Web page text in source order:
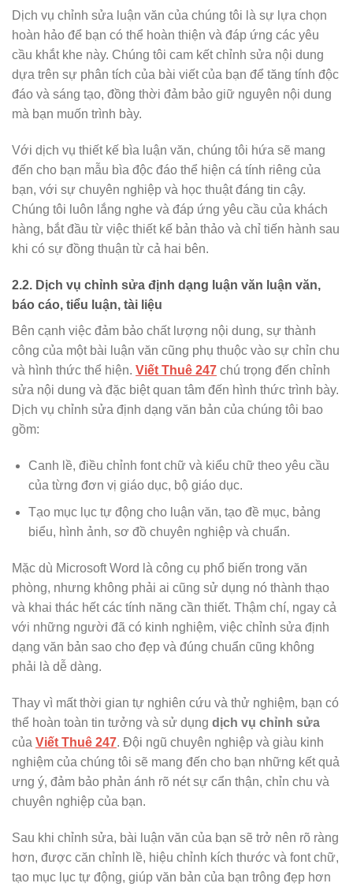
Dịch vụ chỉnh sửa luận văn của chúng tôi là sự lựa chọn
hoàn hảo để bạn có thể hoàn thiện và đáp ứng các yêu
cầu khắt khe này. Chúng tôi cam kết chỉnh sửa nội dung
dựa trên sự phân tích của bài viết của bạn để tăng tính độc
đáo và sáng tạo, đồng thời đảm bảo giữ nguyên nội dung
mà bạn muốn trình bày.
Với dịch vụ thiết kế bìa luận văn, chúng tôi hứa sẽ mang
đến cho bạn mẫu bìa độc đáo thể hiện cá tính riêng của
bạn, với sự chuyên nghiệp và học thuật đáng tin cậy.
Chúng tôi luôn lắng nghe và đáp ứng yêu cầu của khách
hàng, bắt đầu từ việc thiết kế bản thảo và chỉ tiến hành sau
khi có sự đồng thuận từ cả hai bên.
2.2. Dịch vụ chỉnh sửa định dạng luận văn luận văn,
báo cáo, tiểu luận, tài liệu
Bên cạnh việc đảm bảo chất lượng nội dung, sự thành
công của một bài luận văn cũng phụ thuộc vào sự chỉn chu
và hình thức thể hiện. Viết Thuê 247 chú trọng đến chỉnh
sửa nội dung và đặc biệt quan tâm đến hình thức trình bày.
Dịch vụ chỉnh sửa định dạng văn bản của chúng tôi bao
gồm:
Canh lề, điều chỉnh font chữ và kiểu chữ theo yêu cầu
của từng đơn vị giáo dục, bộ giáo dục.
Tạo mục lục tự động cho luận văn, tạo đề mục, bảng
biểu, hình ảnh, sơ đồ chuyên nghiệp và chuẩn.
Mặc dù Microsoft Word là công cụ phổ biến trong văn
phòng, nhưng không phải ai cũng sử dụng nó thành thạo
và khai thác hết các tính năng cần thiết. Thậm chí, ngay cả
với những người đã có kinh nghiệm, việc chỉnh sửa định
dạng văn bản sao cho đẹp và đúng chuẩn cũng không
phải là dễ dàng.
Thay vì mất thời gian tự nghiên cứu và thử nghiệm, bạn có
thể hoàn toàn tin tưởng và sử dụng dịch vụ chỉnh sửa
của Viết Thuê 247. Đội ngũ chuyên nghiệp và giàu kinh
nghiệm của chúng tôi sẽ mang đến cho bạn những kết quả
ưng ý, đảm bảo phản ánh rõ nét sự cẩn thận, chỉn chu và
chuyên nghiệp của bạn.
Sau khi chỉnh sửa, bài luận văn của bạn sẽ trở nên rõ ràng
hơn, được căn chỉnh lề, hiệu chỉnh kích thước và font chữ,
tạo mục lục tự động, giúp văn bản của bạn trông đẹp hơn